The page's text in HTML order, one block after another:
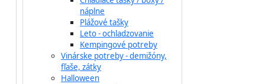
náplne
Plážové tašky
Leto - ochladzovanie
Kempingové potreby
Vinárske potreby - demižóny,
fľaše, zátky
Halloween